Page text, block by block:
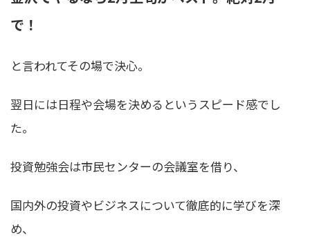
で！
と言われてその場で決心。
翌日には日程や会場を決めるというスピード感でし
た。
投資勉強会は市民センターの会議室を借り、
国内外の投資やビジネスについて徹底的に学びを深
め、